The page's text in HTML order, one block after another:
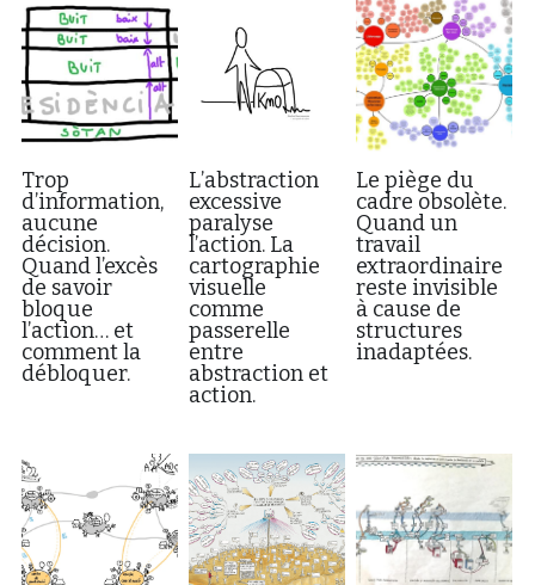
Trop
d’information,
aucune
décision.
Quand l’excès
de savoir
bloque
l’action… et
comment la
débloquer.
L’abstraction
excessive
paralyse
l’action. La
cartographie
visuelle
comme
passerelle
entre
abstraction et
action.
Le piège du
cadre obsolète.
Quand un
travail
extraordinaire
reste invisible
à cause de
structures
inadaptées.